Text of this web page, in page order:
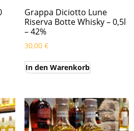
Grappa Diciotto Lune
Riserva Botte Whisky – 0,5l
– 42%
30,00 €
In den Warenkorb